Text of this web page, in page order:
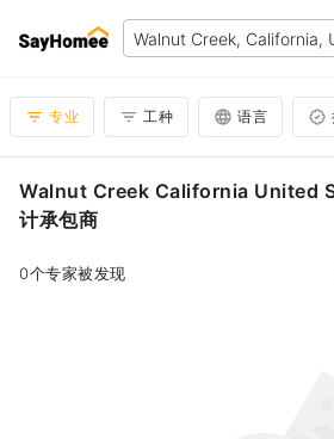
专业 工种 语言
Walnut Creek California United
计承包商
0个专家被发现